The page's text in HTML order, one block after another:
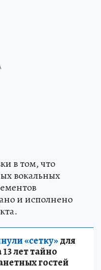
в том, что
вокальных
и исполнено
«сетку»для
лет тайно
гостей